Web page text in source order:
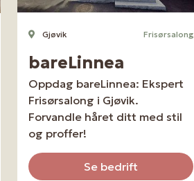
Gjøvik Frisørsalong
bareLinnea
Oppdag bareLinnea: Ekspert
Frisørsalong i Gjøvik.
Forvandle håret ditt med stil
og proffer!
Se bedrift